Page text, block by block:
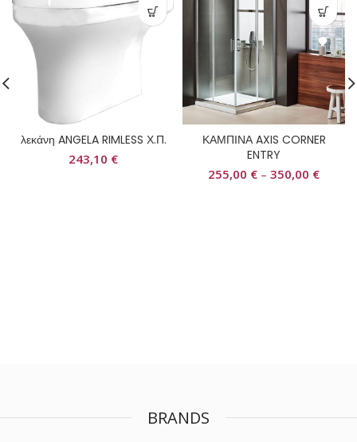
λεκάνη ANGELA RIMLESS Χ.Π.
243,10 €
ΚΑΜΠΙΝΑ AXIS CORNER
ENTRY
255,00 € – 350,00 €
BRANDS